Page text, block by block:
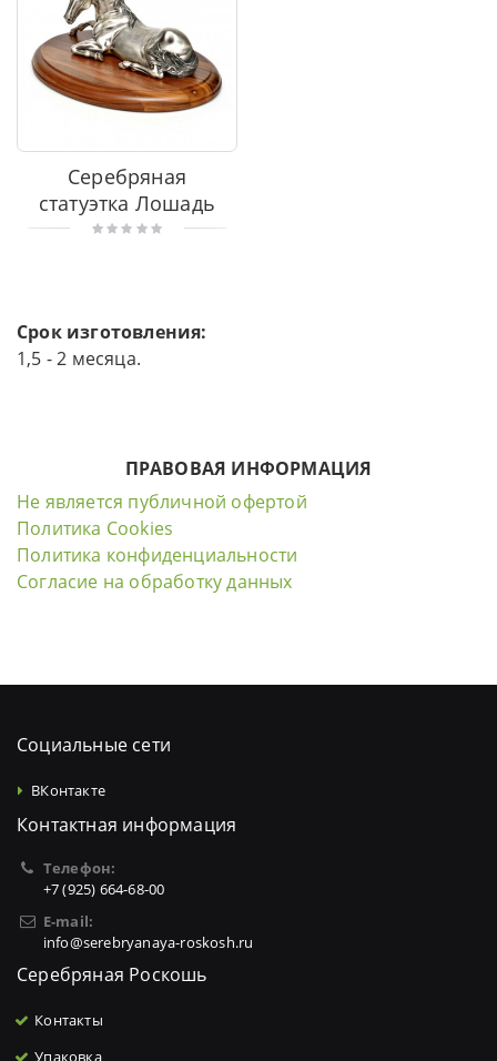
Серебряная
статуэтка Лошадь
Срок изготовления:
1,5 - 2 месяца.
ПРАВОВАЯ ИНФОРМАЦИЯ
Не является публичной офертой
Политика Cookies
Политика конфиденциальности
Согласие на обработку данных
Социальные сети
ВКонтакте
Контактная информация
Телефон:
+7 (925) 664-68-00
E-mail:
info@serebryanaya-roskosh.ru
Серебряная Роскошь
Контакты
Упаковка